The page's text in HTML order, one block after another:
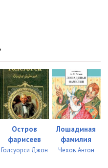
Остров
фарисеев
Голсуорси Джон
Лошадиная
фамилия
Чехов Антон